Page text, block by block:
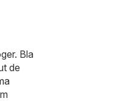
Bla
de